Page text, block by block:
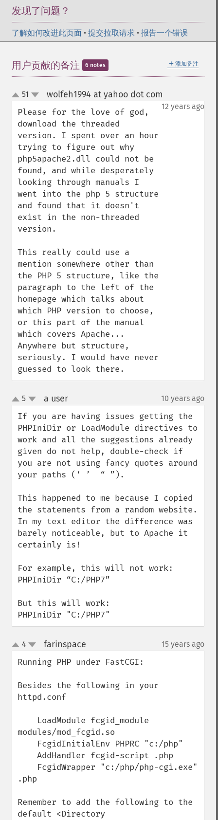
发现了问题？
了解如何改进此页面 • 提交拉取请求 • 报告一个错误
＋ 添加备注
用户贡献的备注 6 notes
up
down
51 wolfeh1994 at yahoo dot com
12 years ago
Please for the love of god,
download the threaded
version. I spent over an hour
trying to figure out why
php5apache2.dll could not be
found, and while desperately
looking through manuals I
went into the php 5 structure
and found that it doesn't
exist in the non-threaded
version.
This really could use a
mention somewhere other than
the PHP 5 structure, like the
paragraph to the left of the
homepage which talks about
which PHP version to choose,
or this part of the manual
which covers Apache...
Anywhere but structure,
seriously. I would have never
guessed to look there.
up
down
5 a user¶ 10 years ago
If you are having issues getting the
PHPIniDir or LoadModule directives to
work and all the suggestions already
given do not help, double-check if
you are not using fancy quotes around
your paths (‘ ’  “ ”).
This happened to me because I copied
the statements from a random website.
In my text editor the difference was
barely noticeable, but to Apache it
certainly is!
For example, this will not work:
PHPIniDir “C:/PHP7”
But this will work:
PHPIniDir "C:/PHP7"
up
down
4 farinspace 15 years ago
Running PHP under FastCGI:
Besides the following in your
httpd.conf
modules/mod_fcgid.so
.php
Remember to add the following to the
default <Directory